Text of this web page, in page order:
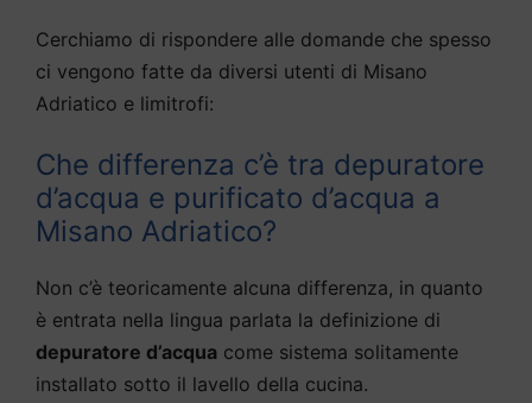
Cerchiamo di rispondere alle domande che spesso
ci vengono fatte da diversi utenti di Misano
Adriatico e limitrofi:
Che differenza c’è tra depuratore
d’acqua e purificato d’acqua a
Misano Adriatico?
Non c’è teoricamente alcuna differenza, in quanto
è entrata nella lingua parlata la definizione di
depuratore d’acqua come sistema solitamente
installato sotto il lavello della cucina.